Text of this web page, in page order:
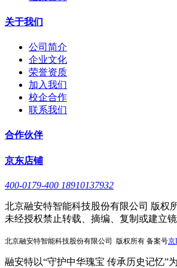
关于我们
公司简介
企业文化
荣誉资质
加入我们
校企合作
联系我们
合作伙伴
京东店铺
400-0179-400 18910137932
北京融安特智能科技股份有限公司 版权
未经授权禁止转载、摘编、复制或建立
北京融安特智能科技股份有限公司 版权所有 备案号京
融安特以“守护中华瑰宝 传承历史记忆”